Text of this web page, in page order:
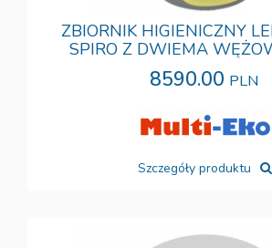
ZBIORNIK HIGIENICZNY
SPIRO Z DWIEMA
8590.00 PLN
Szczegóły produktu